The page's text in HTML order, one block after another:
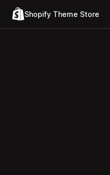
Shopify Theme Store